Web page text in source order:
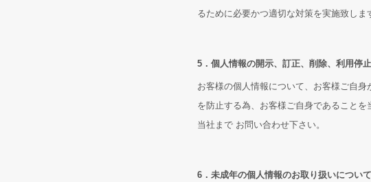
るために必要かつ適切な対策を実施致しま
5．個人情報の開示、訂正、削除、利用停
お客様の個人情報について、お客様ご自
を防止する為、お客様ご自身であること
当社まで お問い合わせ下さい。
6．未成年の個人情報のお取り扱いについて